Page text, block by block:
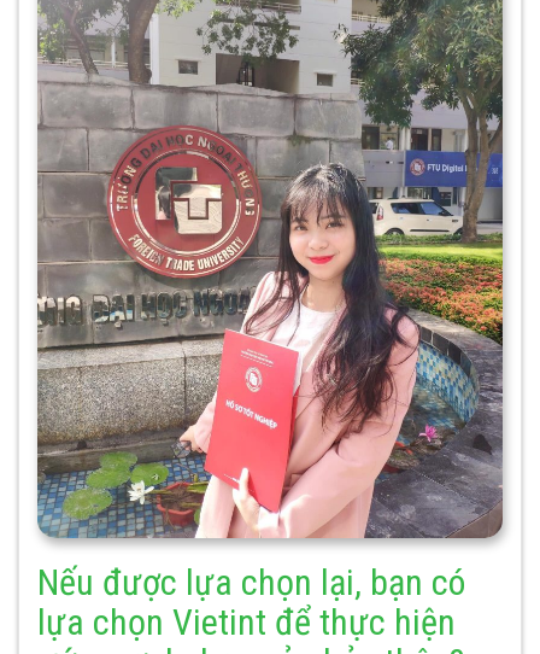
Nếu được lựa chọn lại, bạn có
lựa chọn Vietint để thực hiện